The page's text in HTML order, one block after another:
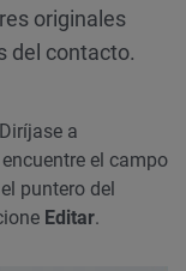
originales
del contacto.
a
encuentre el campo
puntero del
Editar.